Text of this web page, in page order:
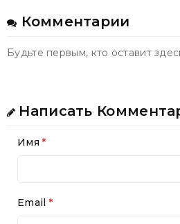
Комментарии
Будьте первым, кто оставит
Написать
Имя
Email